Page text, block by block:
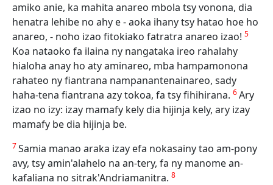
amiko anie, ka mahita anareo mbola tsy vonona, dia
henatra lehibe no ahy e - aoka ihany tsy hatao hoe ho
anareo, - noho izao fitokiako fatratra anareo izao! 5
Koa nataoko fa ilaina ny nangataka ireo rahalahy
hialoha anay ho aty aminareo, mba hampamonona
rahateo ny fiantrana nampanantenainareo, sady
haha-tena fiantrana azy tokoa, fa tsy fihihirana. 6Ary
izao no izy: izay mamafy kely dia hijinja kely, ary izay
mamafy be dia hijinja be.
7Samia manao araka izay efa nokasainy tao am-pony
avy, tsy amin'alahelo na an-tery, fa ny manome an-
kafaliana no sitrak'Andriamanitra. 8